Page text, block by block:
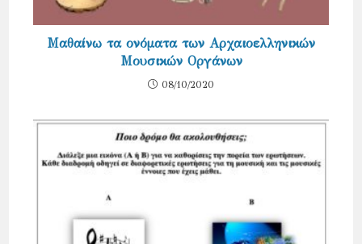
Μαθαίνω τα ονόματα των Αρχαιοελληνικών
Μουσικών Οργάνων
08/10/2020